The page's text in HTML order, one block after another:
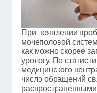
При появлении
мочеполовой
как можно скорее
урологу. По
медицинского
число обращений